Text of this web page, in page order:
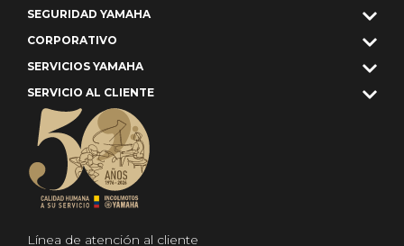
SEGURIDAD YAMAHA
CORPORATIVO
SERVICIOS YAMAHA
SERVICIO AL CLIENTE
Línea de atención al cliente